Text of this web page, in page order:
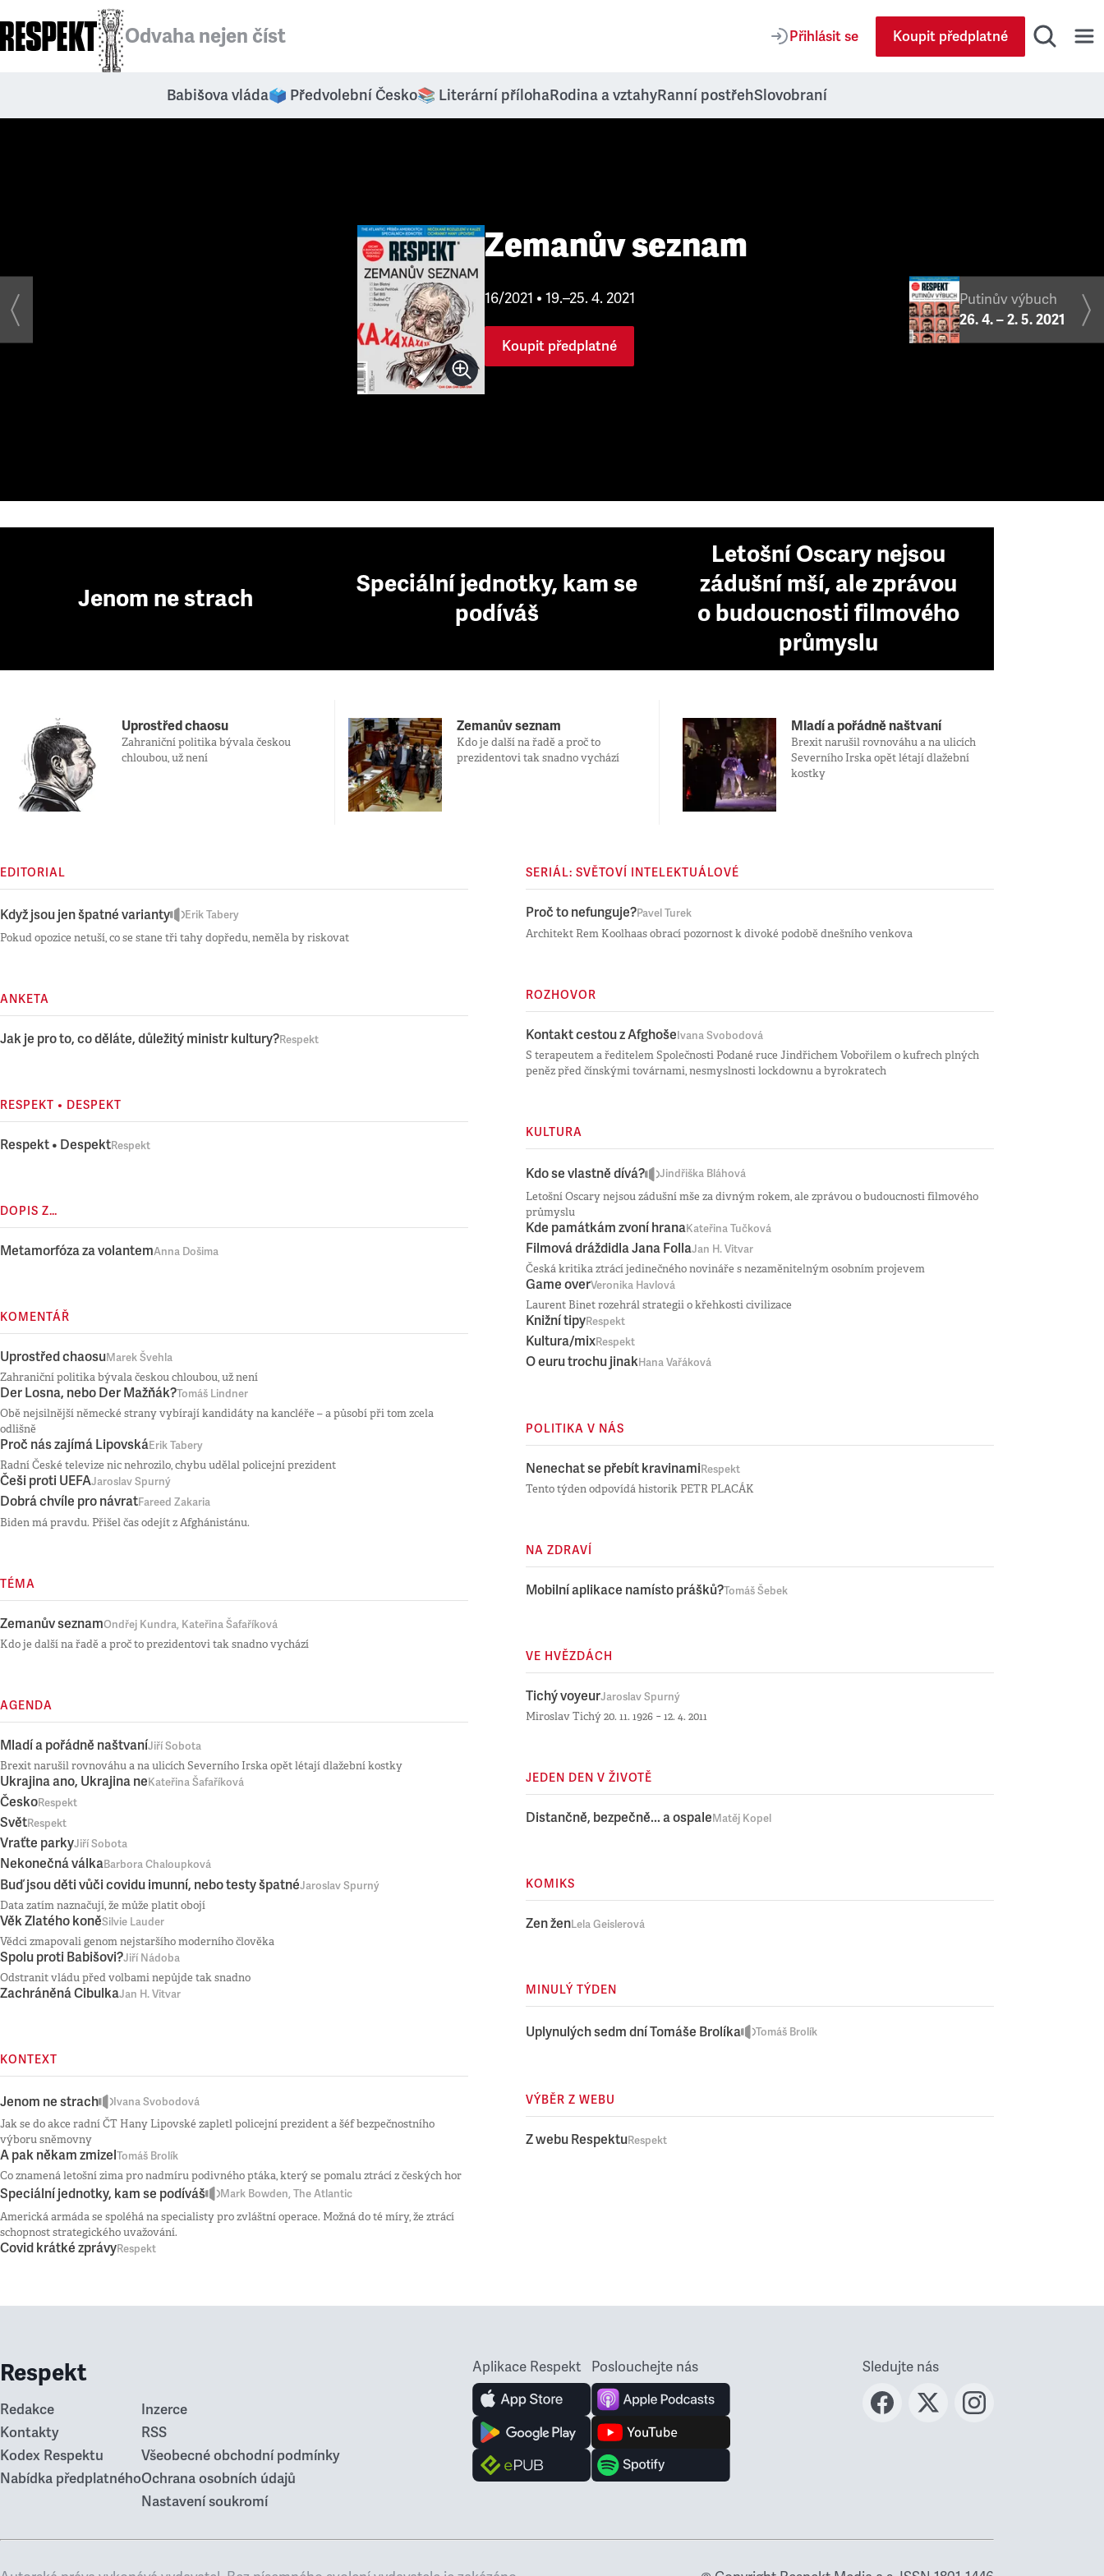
Odvaha nejen číst Přihlásit se Koupit předplatné
Babišova vláda🗳️ Předvolební Česko📚 Literární přílohaRodina a vztahyRanní postřehSlovobraní
16/2021 • 19.–25. 4. 2021
Zemanův seznam
Koupit předplatné
Putinův výbuch
26. 4. – 2. 5. 2021
Jenom ne strach
Speciální jednotky, kam se
podíváš
Letošní Oscary nejsou
zádušní mší, ale zprávou
o budoucnosti filmového
průmyslu
Uprostřed chaosu
Zahraniční politika bývala českou
chloubou, už není
Zemanův seznam
Kdo je další na řadě a proč to
prezidentovi tak snadno vychází
Mladí a pořádně naštvaní
Brexit narušil rovnováhu a na ulicích
Severního Irska opět létají dlažební
kostky
EDITORIAL
Když jsou jen špatné varianty Erik Tabery
Pokud opozice netuší, co se stane tři tahy dopředu, neměla by riskovat
ANKETA
Jak je pro to, co děláte, důležitý ministr kultury?Respekt
RESPEKT • DESPEKT
Respekt • DespektRespekt
DOPIS Z…
Metamorfóza za volantemAnna Došima
KOMENTÁŘ
Uprostřed chaosuMarek Švehla
Zahraniční politika bývala českou chloubou, už není
Der Losna, nebo Der Mažňák?Tomáš Lindner
Obě nejsilnější německé strany vybírají kandidáty na kancléře – a působí při tom zcela
odlišně
Proč nás zajímá LipovskáErik Tabery
Radní České televize nic nehrozilo, chybu udělal policejní prezident
Češi proti UEFAJaroslav Spurný
Dobrá chvíle pro návratFareed Zakaria
Biden má pravdu. Přišel čas odejít z Afghánistánu.
TÉMA
Zemanův seznamOndřej Kundra, Kateřina Šafaříková
Kdo je další na řadě a proč to prezidentovi tak snadno vychází
AGENDA
Mladí a pořádně naštvaníJiří Sobota
Brexit narušil rovnováhu a na ulicích Severního Irska opět létají dlažební kostky
Ukrajina ano, Ukrajina neKateřina Šafaříková
ČeskoRespekt
SvětRespekt
Vraťte parkyJiří Sobota
Nekonečná válkaBarbora Chaloupková
Buď jsou děti vůči covidu imunní, nebo testy špatnéJaroslav Spurný
Data zatím naznačují, že může platit obojí
Věk Zlatého koněSilvie Lauder
Vědci zmapovali genom nejstaršího moderního člověka
Spolu proti Babišovi?Jiří Nádoba
Odstranit vládu před volbami nepůjde tak snadno
Zachráněná CibulkaJan H. Vitvar
KONTEXT
Jenom ne strach Ivana Svobodová
Jak se do akce radní ČT Hany Lipovské zapletl policejní prezident a šéf bezpečnostního
výboru sněmovny
A pak někam zmizelTomáš Brolík
Co znamená letošní zima pro nadmíru podivného ptáka, který se pomalu ztrácí z českých hor
Speciální jednotky, kam se podíváš Mark Bowden, The Atlantic
Americká armáda se spoléhá na specialisty pro zvláštní operace. Možná do té míry, že ztrácí
schopnost strategického uvažování.
Covid krátké zprávyRespekt
SERIÁL: SVĚTOVÍ INTELEKTUÁLOVÉ
Proč to nefunguje?Pavel Turek
Architekt Rem Koolhaas obrací pozornost k divoké podobě dnešního venkova
ROZHOVOR
Kontakt cestou z AfghošeIvana Svobodová
S terapeutem a ředitelem Společnosti Podané ruce Jindřichem Vobořilem o kufrech plných
peněz před čínskými továrnami, nesmyslnosti lockdownu a byrokratech
KULTURA
Kdo se vlastně dívá? Jindřiška Bláhová
Letošní Oscary nejsou zádušní mše za divným rokem, ale zprávou o budoucnosti filmového
průmyslu
Kde památkám zvoní hranaKateřina Tučková
Filmová dráždidla Jana FollaJan H. Vitvar
Česká kritika ztrácí jedinečného novináře s nezaměnitelným osobním projevem
Game overVeronika Havlová
Laurent Binet rozehrál strategii o křehkosti civilizace
Knižní tipyRespekt
Kultura/mixRespekt
O euru trochu jinakHana Vařáková
POLITIKA V NÁS
Nenechat se přebít kravinamiRespekt
Tento týden odpovídá historik PETR PLACÁK
NA ZDRAVÍ
Mobilní aplikace namísto prášků?Tomáš Šebek
VE HVĚZDÁCH
Tichý voyeurJaroslav Spurný
Miroslav Tichý 20. 11. 1926 − 12. 4. 2011
JEDEN DEN V ŽIVOTĚ
Distančně, bezpečně... a ospaleMatěj Kopel
KOMIKS
Zen ženLela Geislerová
MINULÝ TÝDEN
Uplynulých sedm dní Tomáše Brolíka Tomáš Brolík
VÝBĚR Z WEBU
Z webu RespektuRespekt
Respekt
Redakce
Kontakty
Kodex Respektu
Nabídka předplatného
Inzerce
RSS
Všeobecné obchodní podmínky
Ochrana osobních údajů
Nastavení soukromí
Aplikace Respekt Poslouchejte nás Sledujte nás